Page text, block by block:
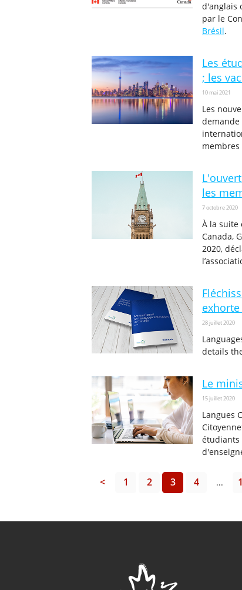
d'anglais
par le
Brésil.
Les
; les
10 mai 2021
Les
les
7 octobre 2020
À la suite
Canada,
2020,
28 juillet 2020
details
Le
15 juillet 2020
Langues
étudiants
< 1 2 3 4 ...